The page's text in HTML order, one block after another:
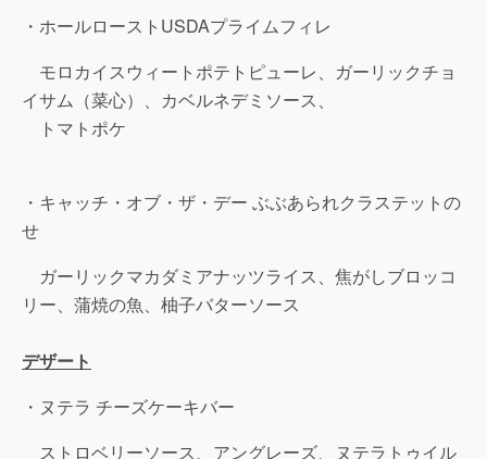
・ホールローストUSDAプライムフィレ
モロカイスウィートポテトピューレ、ガーリックチョ
イサム（菜心）、カベルネデミソース、
トマトポケ
・キャッチ・オブ・ザ・デー ぶぶあられクラステットの
せ
ガーリックマカダミアナッツライス、焦がしブロッコ
リー、蒲焼の魚、柚子バターソース
デザート
・ヌテラ チーズケーキバー
ストロベリーソース、アングレーズ、ヌテラトゥイル